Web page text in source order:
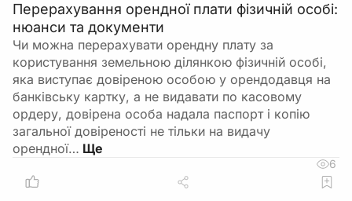
Перерахування орендної плати фізичній особі:
нюанси та документи
Чи можна перерахувати орендну плату за
користування земельною ділянкою фізичній особі,
яка виступає довіреною особою у орендодавця на
банківську картку, а не видавати по касовому
ордеру, довірена особа надала паспорт і копію
загальної довіреності не тільки на видачу
орендної…
6